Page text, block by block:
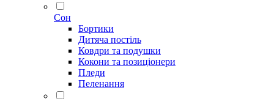
Сон
Бортики
Дитяча постіль
Ковдри та подушки
Кокони та позиціонери
Пледи
Пеленання